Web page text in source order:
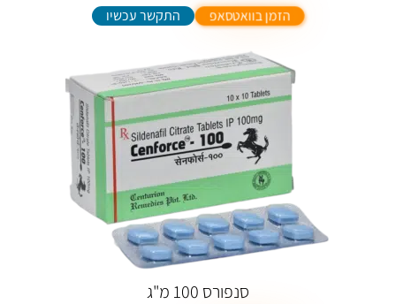
הזמן בוואטסאפ התקשר עכשיו
סנפורס 100 מ"ג